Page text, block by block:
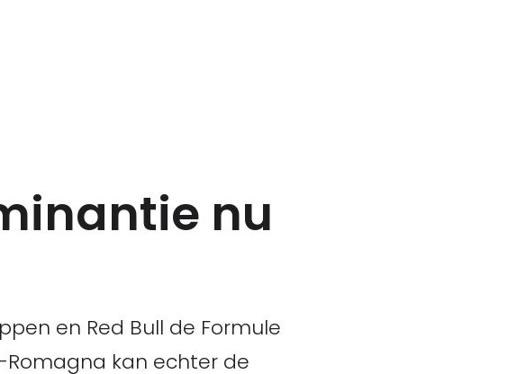
nu
en Red Bull de Formule
Romagna kan echter de